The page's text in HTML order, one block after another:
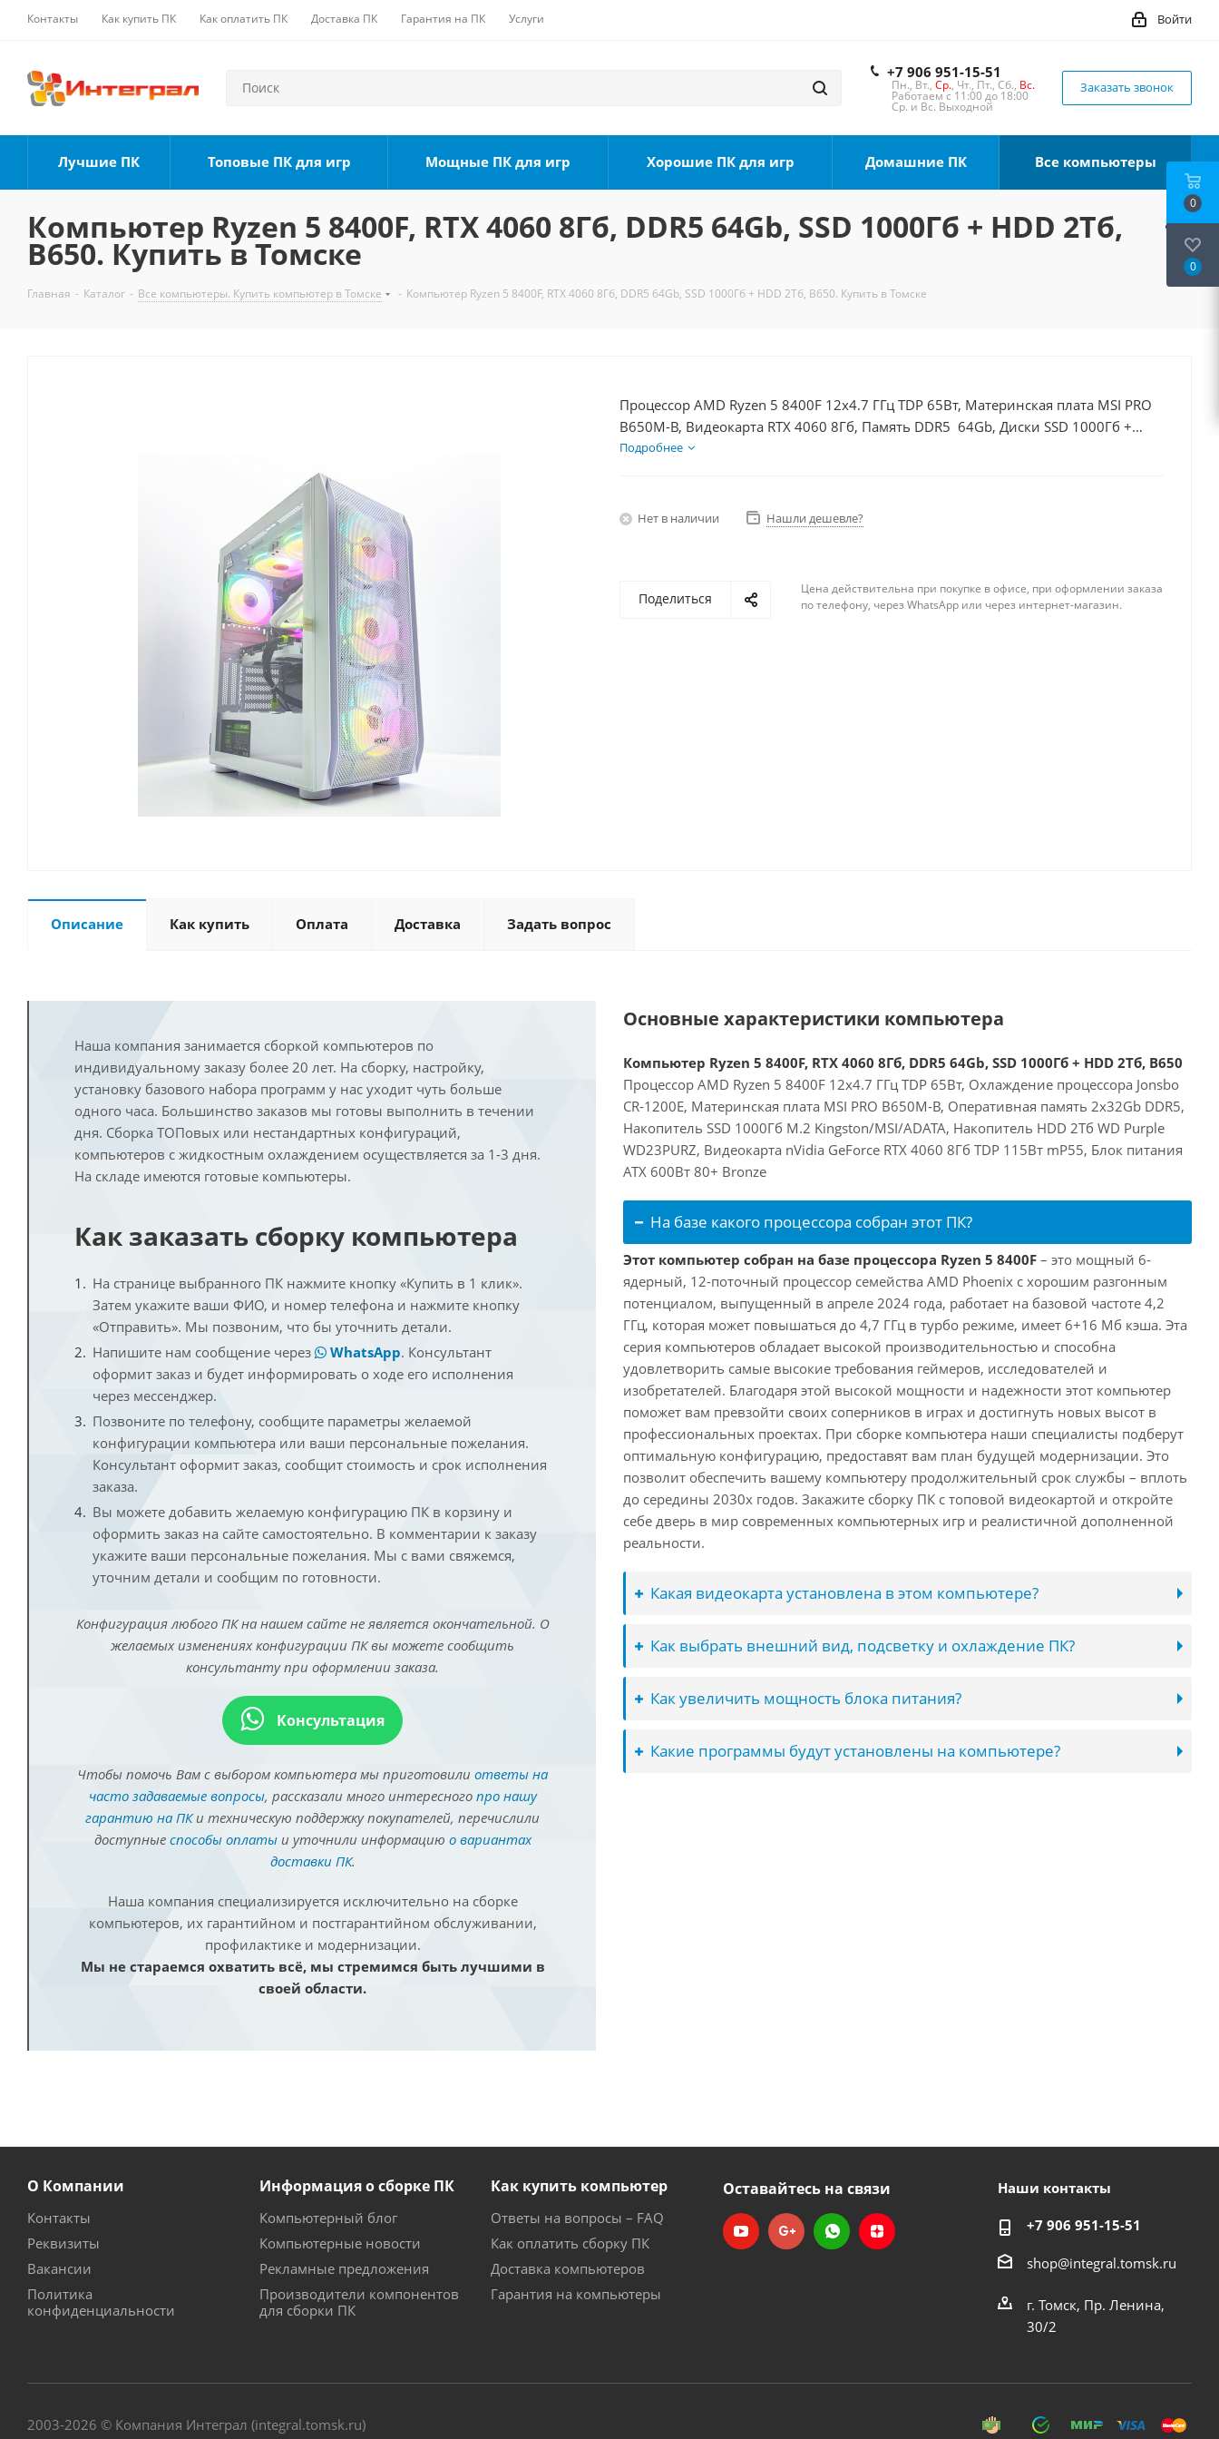
Контакты Как купить ПК Как оплатить ПК Доставка ПК Гарантия на ПК Услуги Войти
+7 906 951-15-51
Пн., Вт., Ср., Чт., Пт., Сб., Вс.
Работаем с 11:00 до 18:00
Ср. и Вс. Выходной
Заказать звонок
Лучшие ПК Топовые ПК для игр Мощные ПК для игр Хорошие ПК для игр Домашние ПК Все компьютеры
Компьютер Ryzen 5 8400F, RTX 4060 8Гб, DDR5 64Gb, SSD 1000Гб + HDD 2Тб,
B650. Купить в Томске
Главная - Каталог - Все компьютеры. Купить компьютер в Томске - Компьютер Ryzen 5 8400F, RTX 4060 8Гб, DDR5 64Gb, SSD 1000Гб + HDD 2Тб, B650. Купить в Томске
Процессор AMD Ryzen 5 8400F 12x4.7 ГГц TDP 65Вт, Материнская плата MSI PRO
B650M-B, Видеокарта RTX 4060 8Гб, Память DDR5 64Gb, Диски SSD 1000Гб +
HDD 2Тб, БП 600Вт
Подробнее
Нет в наличии Нашли дешевле?
Поделиться
Цена действительна при покупке в офисе, при оформлении заказа
по телефону, через WhatsApp или через интернет-магазин.
Описание Как купить Оплата Доставка Задать вопрос
Наша компания занимается сборкой компьютеров по
индивидуальному заказу более 20 лет. На сборку, настройку,
установку базового набора программ у нас уходит чуть больше
одного часа. Большинство заказов мы готовы выполнить в течении
дня. Сборка ТОПовых или нестандартных конфигураций,
компьютеров с жидкостным охлаждением осуществляется за 1-3 дня.
На складе имеются готовые компьютеры.
Как заказать сборку компьютера
На странице выбранного ПК нажмите кнопку «Купить в 1 клик».
Затем укажите ваши ФИО, и номер телефона и нажмите кнопку
«Отправить». Мы позвоним, что бы уточнить детали.
Напишите нам сообщение через
WhatsApp. Консультант
оформит заказ и будет информировать о ходе его исполнения
через мессенджер.
Позвоните по телефону, сообщите параметры желаемой
конфигурации компьютера или ваши персональные пожелания.
Консультант оформит заказ, сообщит стоимость и срок исполнения
заказа.
Вы можете добавить желаемую конфигурацию ПК в корзину и
оформить заказ на сайте самостоятельно. В комментарии к заказу
укажите ваши персональные пожелания. Мы с вами свяжемся,
уточним детали и сообщим по готовности.
Конфигурация любого ПК на нашем сайте не является окончательной. О
желаемых изменениях конфигурации ПК вы можете сообщить
консультанту при оформлении заказа.
Консультация
Чтобы помочь Вам с выбором компьютера мы приготовили ответы на
часто задаваемые вопросы, рассказали много интересного про нашу
гарантию на ПКи техническую поддержку покупателей, перечислили
доступные способы оплатыи уточнили информацию о вариантах
доставки ПК.
Наша компания специализируется исключительно на сборке
компьютеров, их гарантийном и постгарантийном обслуживании,
профилактике и модернизации.
Мы не стараемся охватить всё, мы стремимся быть лучшими в
своей области.
Основные характеристики компьютера
Компьютер Ryzen 5 8400F, RTX 4060 8Гб, DDR5 64Gb, SSD 1000Гб + HDD 2Тб, B650
Процессор AMD Ryzen 5 8400F 12x4.7 ГГц TDP 65Вт, Охлаждение процессора Jonsbo
CR-1200E, Материнская плата MSI PRO B650M-B, Оперативная память 2x32Gb DDR5,
Накопитель SSD 1000Гб M.2 Kingston/MSI/ADATA, Накопитель HDD 2Тб WD Purple
WD23PURZ, Видеокарта nVidia GeForce RTX 4060 8Гб TDP 115Вт mP55, Блок питания
ATX 600Вт 80+ Bronze
На базе какого процессора собран этот ПК?
Этот компьютер собран на базе процессора Ryzen 5 8400F – это мощный 6-
ядерный, 12-поточный процессор семейства AMD Phoenix с хорошим разгонным
потенциалом, выпущенный в апреле 2024 года, работает на базовой частоте 4,2
ГГц, которая может повышаться до 4,7 ГГц в турбо режиме, имеет 6+16 Мб кэша. Эта
серия компьютеров обладает высокой производительностью и способна
удовлетворить самые высокие требования геймеров, исследователей и
изобретателей. Благодаря этой высокой мощности и надежности этот компьютер
поможет вам превзойти своих соперников в играх и достигнуть новых высот в
профессиональных проектах. При сборке компьютера наши специалисты подберут
оптимальную конфигурацию, предоставят вам план будущей модернизации. Это
позволит обеспечить вашему компьютеру продолжительный срок службы – вплоть
до середины 2030х годов. Закажите сборку ПК с топовой видеокартой и откройте
себе дверь в мир современных компьютерных игр и реалистичной дополненной
реальности.
Какая видеокарта установлена в этом компьютере?
Как выбрать внешний вид, подсветку и охлаждение ПК?
Как увеличить мощность блока питания?
Какие программы будут установлены на компьютере?
О Компании
Контакты
Реквизиты
Вакансии
Политика
конфиденциальности
Информация о сборке ПК
Компьютерный блог
Компьютерные новости
Рекламные предложения
Производители компонентов
для сборки ПК
Как купить компьютер
Ответы на вопросы – FAQ
Как оплатить сборку ПК
Доставка компьютеров
Гарантия на компьютеры
Оставайтесь на связи Наши контакты
+7 906 951-15-51
shop@integral.tomsk.ru
г. Томск, Пр. Ленина,
30/2
2003-2026 © Компания Интеграл (integral.tomsk.ru)
0
0